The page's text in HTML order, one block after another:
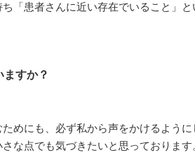
「患者さんに近い存在でいること」と
すか？
めにも、必ず私から声をかけるように
な点でも気づきたいと思っておりま